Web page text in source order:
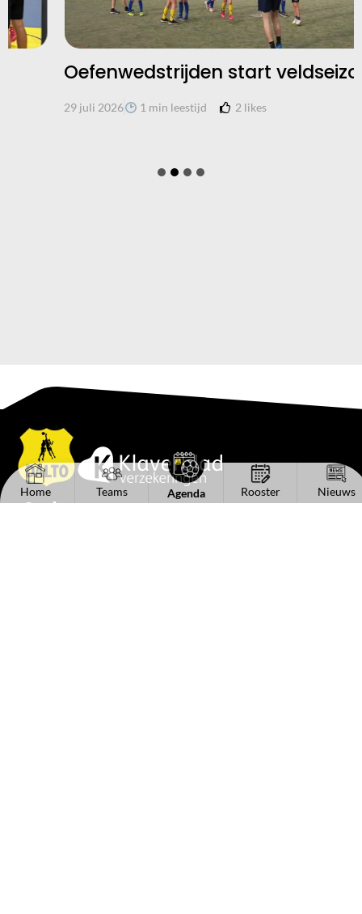
Home Teams Agenda Rooster Nieuws
Oefenwedstrijden start veldseizoen
29 juli 2026 1 min leestijd 2likes
Snel naar